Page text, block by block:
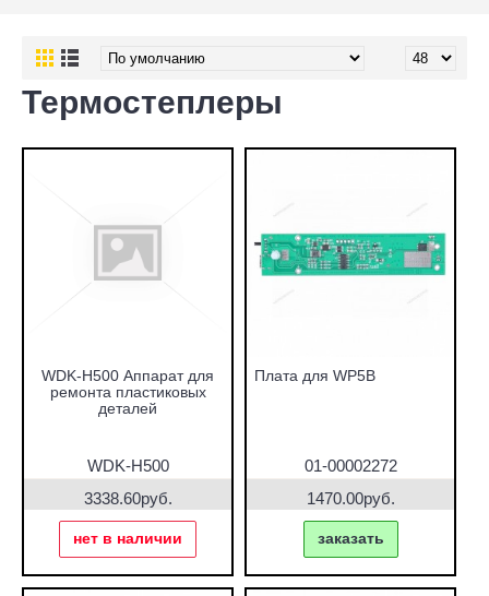
Термостеплеры
WDK-H500 Аппарат для
ремонта пластиковых
деталей
WDK-H500
3338.60руб.
нет в наличии
Плата для WP5B
01-00002272
1470.00руб.
заказать